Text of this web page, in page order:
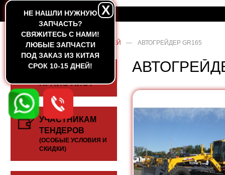
НЕ НАШЛИ НУЖНУЮ
ЗАПЧАСТЬ?
CВЯЖИТЕСЬ С НАМИ!
ЛЮБЫЕ ЗАПЧАСТИ
ПОД ЗАКАЗ ИЗ КИТАЯ
СРОК 10-15 ДНЕЙ!
X
ГЛАВНАЯ — КАТАЛОГ ЗАПЧАСТЕЙ — АВТОГРЕЙДЕР GR165
СКАЧАТЬ
ПРАЙС-ЛИСТ
УЧАСТНИКАМ
ТЕНДЕРОВ
(ОСОБЫЕ УСЛОВИЯ И
СКИДКИ)